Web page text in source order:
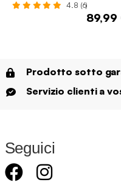
4.8 (6)
89,99
Prodotto sotto
Servizio clienti a
Seguici